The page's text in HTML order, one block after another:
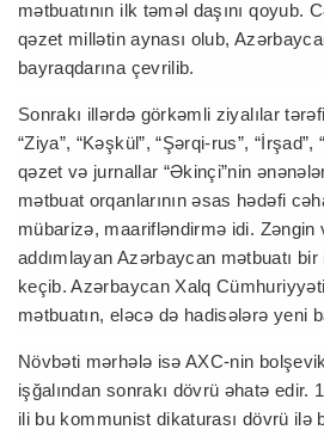
mətbuatının ilk təməl daşını qoyub.
qəzet millətin aynası olub,
bayraqdarına çevrilib.
Sonrakı illərdə görkəmli ziyalılar
“Ziya”, “Kəşkül”, “Şərqi-rus”,
qəzet və jurnallar “Əkinçi”nin
mətbuat orqanlarının əsas hədəfi
mübarizə, maarifləndirmə idi. Zəngin
addımlayan Azərbaycan mətbuatı
keçib. Azərbaycan Xalq
mətbuatın, eləcə də hadisələrə yeni
Növbəti mərhələ isə AXC-nin
işğalından sonrakı dövrü əhatə edir.
ili bu kommunist dikaturası dövrü ilə